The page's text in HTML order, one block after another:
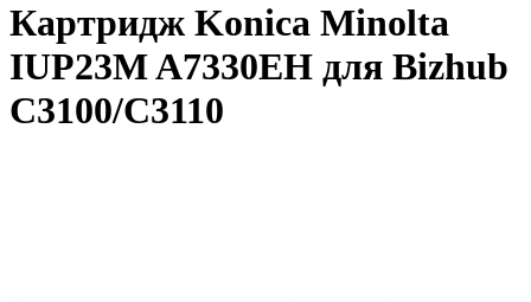
Картридж Konica Minolta
IUP23M A7330EH для Bizhub
C3100/C3110